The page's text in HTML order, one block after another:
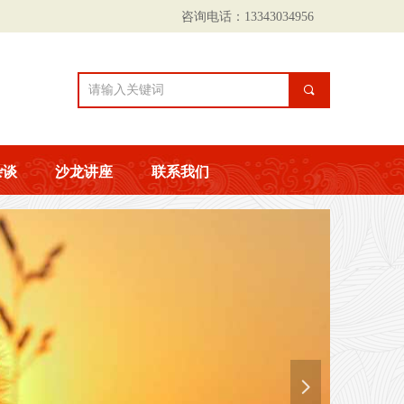
咨询电话：13343034956
沙龙讲座 联系我们
끠
넲